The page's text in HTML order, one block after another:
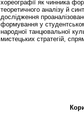
хореографії як чинника
теоретичного аналізу й
дослідження
формування у
народної танцювальної
мистецьких стратегій,